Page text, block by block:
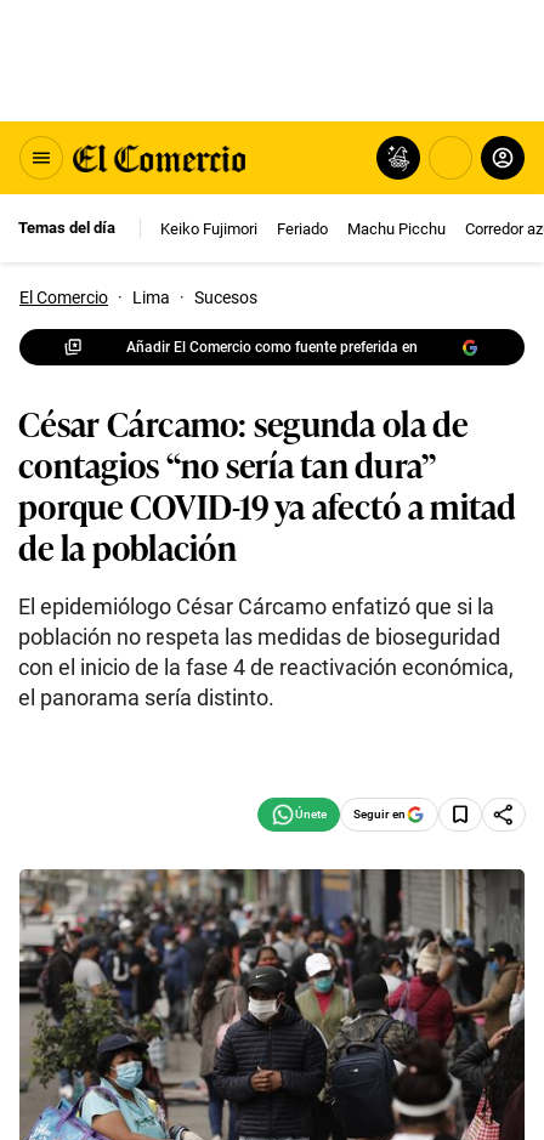
Temas del día Keiko Fujimori Feriado Machu Picchu Corredor
El Comercio · Lima · Sucesos
Añadir El Comercio como fuente preferida en
César Cárcamo: segunda ola de
contagios “no sería tan dura”
porque COVID-19 ya afectó a mitad
de la población
El epidemiólogo César Cárcamo enfatizó que si la
población no respeta las medidas de bioseguridad
con el inicio de la fase 4 de reactivación económica,
el panorama sería distinto.
Seguir en